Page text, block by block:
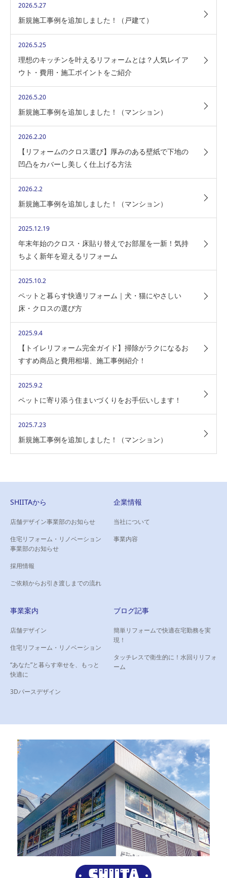
2026.5.27
新規施工事例を追加しました！（戸建て）
2026.5.25
理想のキッチンを叶えるリフォームとは？人気レイア
ウト・費用・施工ポイントをご紹介
2026.5.20
新規施工事例を追加しました！（マンション）
2026.2.20
【リフォームのクロス選び】厚みのある壁紙で下地の
凹凸をカバーし美しく仕上げる方法
2026.2.2
新規施工事例を追加しました！（マンション）
2025.12.19
年末年始のクロス・床貼り替えでお部屋を一新！気持
ちよく新年を迎えるリフォーム
2025.10.2
ペットと暮らす快適リフォーム｜犬・猫にやさしい
床・クロスの選び方
2025.9.4
【トイレリフォーム完全ガイド】掃除がラクになるお
すすめ商品と費用相場、施工事例紹介！
2025.9.2
ペットに寄り添う住まいづくりをお手伝いします！
2025.7.23
新規施工事例を追加しました！（マンション）
SHIITAから
店舗デザイン事業部のお知らせ
住宅リフォーム・リノベーション
事業部のお知らせ
採用情報
ご依頼からお引き渡しまでの流れ
企業情報
当社について
事業内容
事業案内
店舗デザイン
住宅リフォーム・リノベーション
“あなた”と暮らす幸せを、もっと
快適に
3Dパースデザイン
ブログ記事
簡単リフォームで快適在宅勤務を実
現！
タッチレスで衛生的に！水回りリフォ
ーム